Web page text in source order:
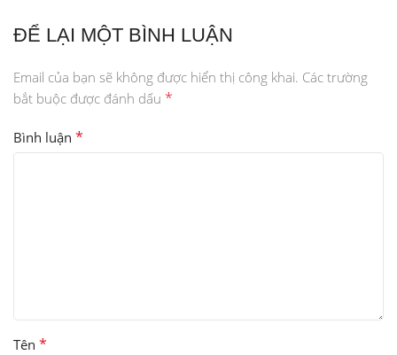
ĐỂ LẠI MỘT BÌNH LUẬN
Email của bạn sẽ không được hiển thị công khai. Các trường
bắt buộc được đánh dấu *
Bình luận *
Tên *